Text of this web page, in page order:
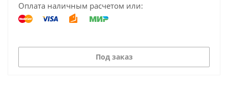
Оплата наличным расчетом или:
Под заказ